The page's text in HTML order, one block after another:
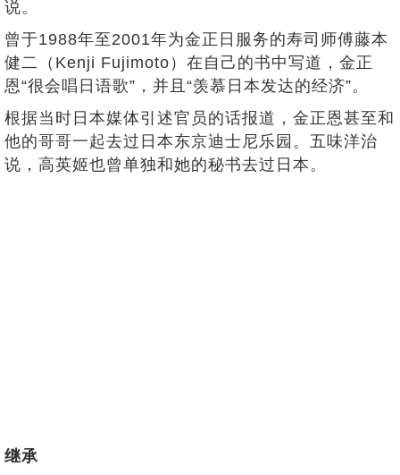
说。
曾于1988年至2001年为金正日服务的寿司师傅藤本
健二（Kenji Fujimoto）在自己的书中写道，金正
恩“很会唱日语歌”，并且“羡慕日本发达的经济”。
根据当时日本媒体引述官员的话报道，金正恩甚至和
他的哥哥一起去过日本东京迪士尼乐园。五味洋治
说，高英姬也曾单独和她的秘书去过日本。
继承